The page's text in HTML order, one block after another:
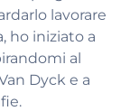
lavorare
ho iniziato a
al
Dyck e a